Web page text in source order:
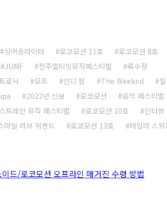
싱어송라이터 로코모션 11호
로코모션 8호
JUMF 전주얼티밋뮤직페스티벌
류수정
로닉 모트 인디 팝 The Weeknd
2022년 신보 로코모션
음악 페스티벌
트레인 뮤직 페스티벌 로코모션 10호 인터뷰
마일 러브 위켄드 로코모션 13호 테일러 스위
드/로코모션 오프라인 매거진 수령 방법